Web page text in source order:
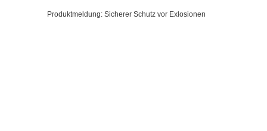
Produktmeldung: Sicherer Schutz vor Exlosionen